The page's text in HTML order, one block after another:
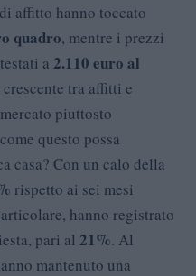
affitto hanno toccato
quadro, mentre i prezzi
a 2.110 euro al
tra affitti e
piuttosto
questo possa
casa? Con un calo della
rispetto ai sei mesi
hanno registrato
pari al 21%. Al
mantenuto una